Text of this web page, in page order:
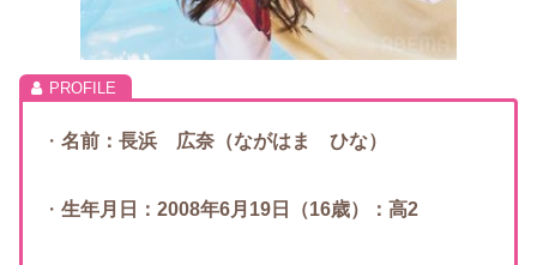
・ 名前：長浜 広奈（ながはま ひな）
・ 生年月日：2008年6月19日（16歳）：高2